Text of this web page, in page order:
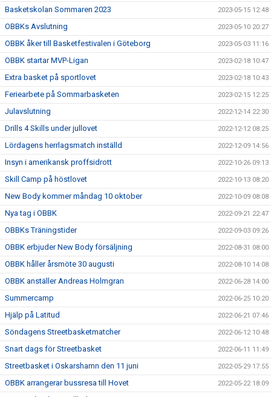
Basketskolan Sommaren 2023 2023-05-15 12:48
OBBKs Avslutning 2023-05-10 20:27
OBBK åker till Basketfestivalen i Göteborg 2023-05-03 11:16
OBBK startar MVP-Ligan 2023-02-18 10:47
Extra basket på sportlovet 2023-02-18 10:43
Feriearbete på Sommarbasketen 2023-02-15 12:25
Julavslutning 2022-12-14 22:30
Drills 4 Skills under jullovet 2022-12-12 08:25
Lördagens herrlagsmatch inställd 2022-12-09 14:56
Insyn i amerikansk proffsidrott 2022-10-26 09:13
Skill Camp på höstlovet 2022-10-13 08:20
New Body kommer måndag 10 oktober 2022-10-09 08:08
Nya tag i OBBK 2022-09-21 22:47
OBBKs Träningstider 2022-09-03 09:26
OBBK erbjuder New Body försäljning 2022-08-31 08:00
OBBK håller årsmöte 30 augusti 2022-08-10 14:08
OBBK anställer Andreas Holmgran 2022-06-28 14:00
Summercamp 2022-06-25 10:20
Hjälp på Latitud 2022-06-21 07:46
Söndagens Streetbasketmatcher 2022-06-12 10:48
Snart dags för Streetbasket 2022-06-11 11:49
Streetbasket i Oskarshamn den 11 juni 2022-05-29 17:55
OBBK arrangerar bussresa till Hovet 2022-05-22 18:09